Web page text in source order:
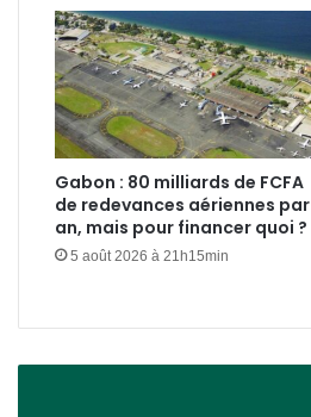
Gabon : 80 milliards de FCFA
de redevances aériennes par
an, mais pour financer quoi ?
5 août 2026 à 21h15min